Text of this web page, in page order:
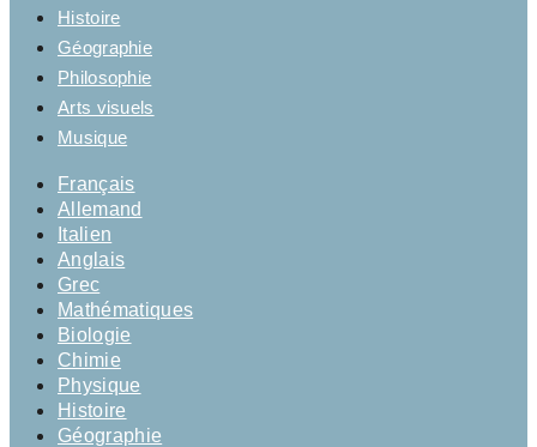
Histoire
Géographie
Philosophie
Arts visuels
Musique
Français
Allemand
Italien
Anglais
Grec
Mathématiques
Biologie
Chimie
Physique
Histoire
Géographie